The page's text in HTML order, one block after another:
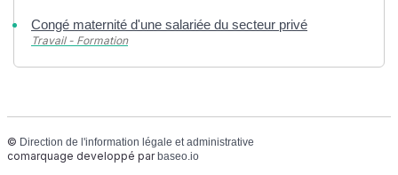
Congé maternité d'une salariée du secteur privé
Travail - Formation
© Direction de l'information légale et administrative
comarquage developpé par baseo.io